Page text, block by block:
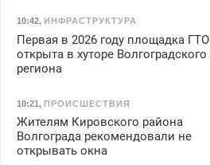
10:42, ИНФРАСТРУКТУРА
Первая в 2026 году площадка ГТО
открыта в хуторе Волгоградского
региона
10:21, ПРОИСШЕСТВИЯ
Жителям Кировского района
Волгограда рекомендовали не
открывать окна